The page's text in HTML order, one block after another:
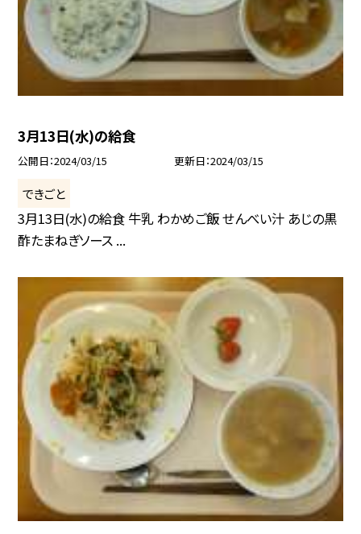
3月13日(水)の給食
公開日 2024/03/15 更新日 2024/03/15
できごと
3月13日(水)の給食 牛乳 わかめご飯 せんべい汁 あじの黒
酢たまねぎソース ...